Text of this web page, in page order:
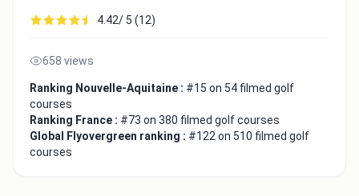
4.42/ 5 (12)
658 views
Ranking Nouvelle-Aquitaine : #15 on 54 filmed golf
courses
Ranking France : #73 on 380 filmed golf courses
Global Flyovergreen ranking : #122 on 510 filmed golf
courses